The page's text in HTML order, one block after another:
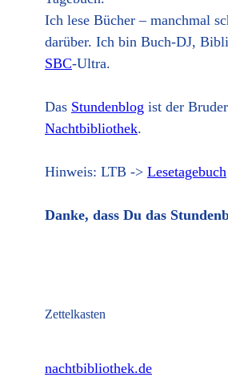
Ich lese Bücher – manchmal
darüber. Ich bin Buch-DJ,
SBC-Ultra.
Das Stundenblog ist der
Nachtbibliothek.
Hinweis: LTB -> Lesetagebuch
Danke, dass Du das
Zettelkasten
nachtbibliothek.de